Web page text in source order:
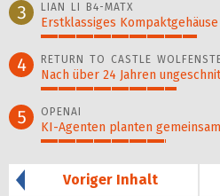
3 LIAN LI B4-MATX
Erstklassiges
4 RETURN TO CASTLE
Nach über 24 Jahren
5 OPENAI
KI-Agenten planten
Voriger Inhalt